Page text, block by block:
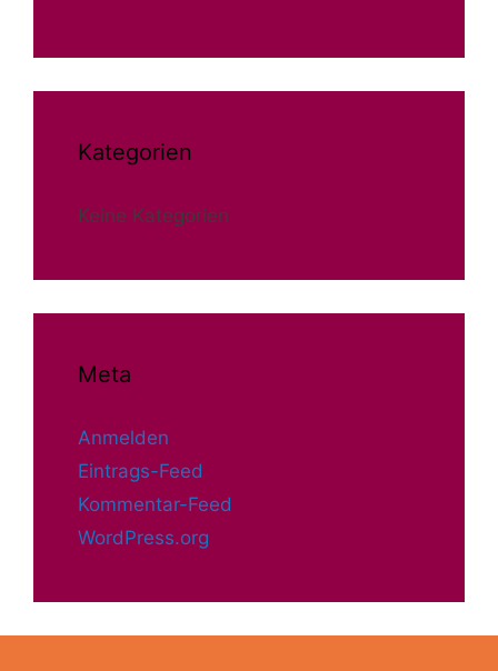
Kategorien
Keine Kategorien
Meta
Anmelden
Eintrags-Feed
Kommentar-Feed
WordPress.org